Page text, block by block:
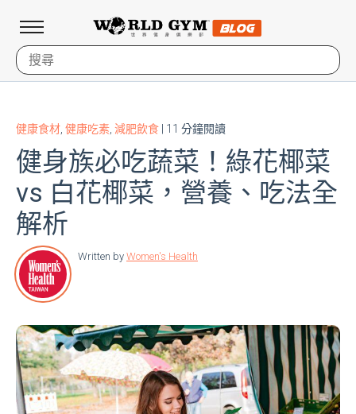
健康食材 健康吃素 減肥飲食 | 11 分鐘閱讀
健身族必吃蔬菜！綠花椰菜
vs 白花椰菜，營養、吃法全
解析
Written by Women's Health